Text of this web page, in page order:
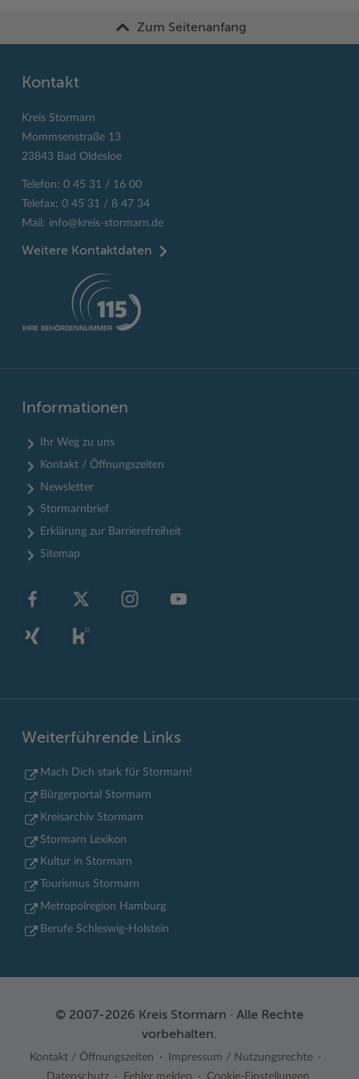
Zum Seitenanfang
Kontakt
Kreis Stormarn
Mommsenstraße 13
23843 Bad Oldesloe
Telefon: 0 45 31 / 16 00
Telefax: 0 45 31 / 8 47 34
Mail: info@kreis-stormarn.de
Weitere Kontaktdaten
Informationen
Ihr Weg zu uns
Kontakt / Öffnungszeiten
Newsletter
Stormarnbrief
Erklärung zur Barrierefreiheit
Sitemap
Weiterführende Links
Mach Dich stark für Stormarn!
Bürgerportal Stormarn
Kreisarchiv Stormarn
Stormarn Lexikon
Kultur in Stormarn
Tourismus Stormarn
Metropolregion Hamburg
Berufe Schleswig-Holstein
© 2007-2026 Kreis Stormarn · Alle Rechte
vorbehalten.
Kontakt / Öffnungszeiten
Impressum / Nutzungsrechte
Datenschutz
Fehler melden Cookie-Einstellungen